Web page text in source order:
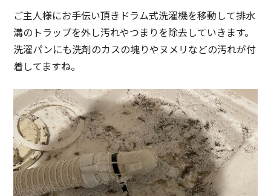
ご主人様にお手伝い頂きドラム式洗濯機を移動して排水
溝のトラップを外し汚れやつまりを除去していきます。
洗濯パンにも洗剤のカスの塊りやヌメリなどの汚れが付
着してますね。